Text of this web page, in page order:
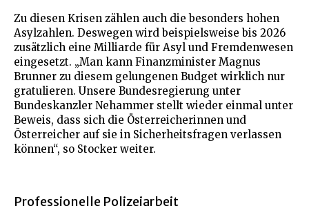
Zu diesen Krisen zählen auch die besonders hohen
Asylzahlen. Deswegen wird beispielsweise bis 2026
zusätzlich eine Milliarde für Asyl und Fremdenwesen
eingesetzt. „Man kann Finanzminister Magnus
Brunner zu diesem gelungenen Budget wirklich nur
gratulieren. Unsere Bundesregierung unter
Bundeskanzler Nehammer stellt wieder einmal unter
Beweis, dass sich die Österreicherinnen und
Österreicher auf sie in Sicherheitsfragen verlassen
können“, so Stocker weiter.
Professionelle Polizeiarbeit